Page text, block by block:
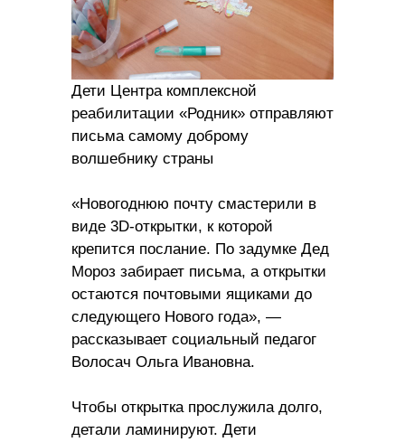
Дети Центра комплексной
реабилитации «Родник» отправляют
письма самому доброму
волшебнику страны
«Новогоднюю почту смастерили в
виде 3D-открытки, к которой
крепится послание. По задумке Дед
Мороз забирает письма, а открытки
остаются почтовыми ящиками до
следующего Нового года», —
рассказывает социальный педагог
Волосач Ольга Ивановна.
Чтобы открытка прослужила долго,
детали ламинируют. Дети